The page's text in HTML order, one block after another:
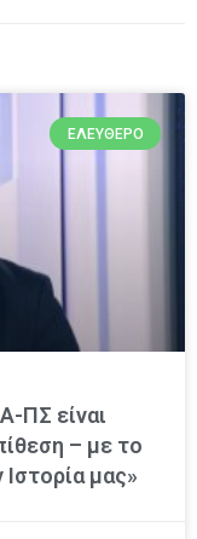
ΕΛΕΎΘΕΡΟ
ΠΣ είναι
– με το
μας»